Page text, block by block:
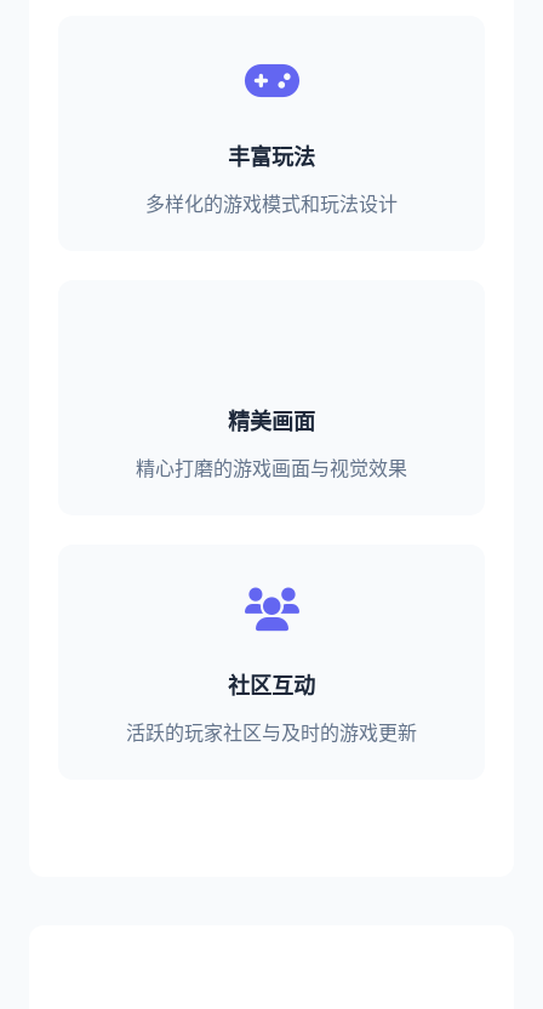
丰富玩法
多样化的游戏模式和玩法设计
精美画面
精心打磨的游戏画面与视觉效果
社区互动
活跃的玩家社区与及时的游戏更新